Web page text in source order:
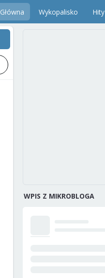
Główna Wykopalisko Hity
WPIS Z MIKROBLOGA